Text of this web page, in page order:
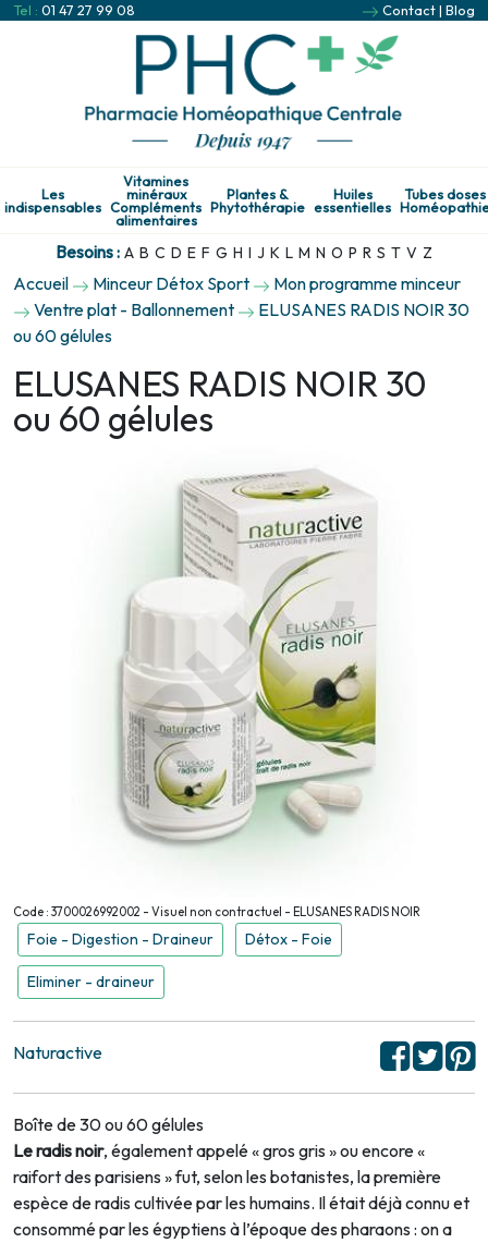
Tel : 01 47 27 99 08 Contact| Blog
Les
indispensables
Vitamines
minéraux
Compléments
alimentaires
Plantes &
Phytothérapie
Huiles
essentielles
Tubes doses
Besoins : A B C D E F G H I J K L M N O P R S T V Z
Accueil Minceur Détox Sport
Mon programme minceur
Ventre plat - Ballonnement
ELUSANES RADIS NOIR 30
ou 60 gélules
ELUSANES RADIS NOIR 30
ou 60 gélules
Code : 3700026992002 - Visuel non contractuel - ELUSANES RADIS NOIR
Foie - Digestion - Draineur Détox - Foie
Eliminer - draineur
Naturactive
Boîte de 30 ou 60 gélules
Le radis noir, également appelé « gros gris » ou encore «
raifort des parisiens » fut, selon les botanistes, la première
espèce de radis cultivée par les humains. Il était déjà connu et
consommé par les égyptiens à l’époque des pharaons : on a